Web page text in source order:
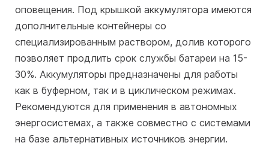
оповещения. Под крышкой аккумулятора имеются
дополнительные контейнеры со
специализированным раствором, долив которого
позволяет продлить срок службы батареи на 15-
30%. Аккумуляторы предназначены для работы
как в буферном, так и в циклическом режимах.
Рекомендуются для применения в автономных
энергосистемах, а также совместно с системами
на базе альтернативных источников энергии.